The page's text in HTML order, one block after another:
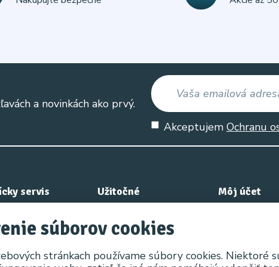
a novinkách ako prvý.
Akceptujem Ochranu
servis
nás
Užitočné
Výrobcovia
Akciový tovar
Môj účet
Obľúbené
súborov cookies
stránkach používame súbory cookies. Niektoré